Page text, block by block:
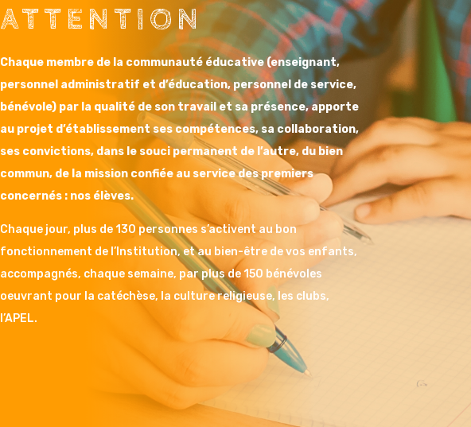
ATTENTION
Chaque membre de la communauté éducative (enseignant,
personnel administratif et d’éducation, personnel de service,
bénévole) par la qualité de son travail et sa présence, apporte
au projet d’établissement ses compétences, sa collaboration,
ses convictions, dans le soucipermanent de l’autre, du bien
commun, de la mission confiée au service des premiers
concernés : nos élèves.
Chaque jour, plus de 130 personnes s’activent au bon
fonctionnement de l’Institution, et au bien-être de vos enfants,
accompagnés, chaque semaine, par plus de 150 bénévoles
oeuvrant pour la catéchèse, la culture religieuse, les clubs,
l’APEL.